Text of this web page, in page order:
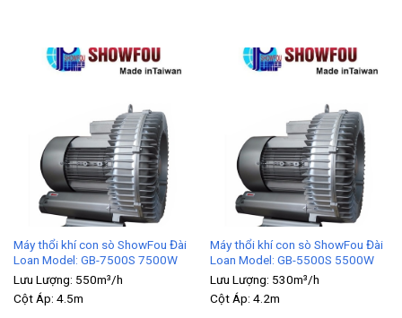
Máy thổi khí con sò ShowFou Đài
Loan Model: GB-7500S 7500W
Lưu Lượng: 550m³/h
Cột Áp: 4.5m
Máy thổi khí con sò ShowFou Đài
Loan Model: GB-5500S 5500W
Lưu Lượng: 530m³/h
Cột Áp: 4.2m